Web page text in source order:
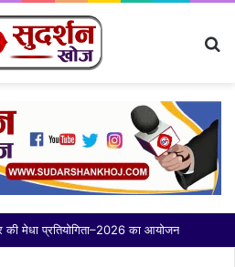
मेधा प्रतियोगिता–2026 का आयोजन